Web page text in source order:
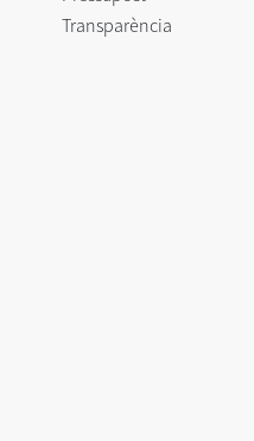
Transparència